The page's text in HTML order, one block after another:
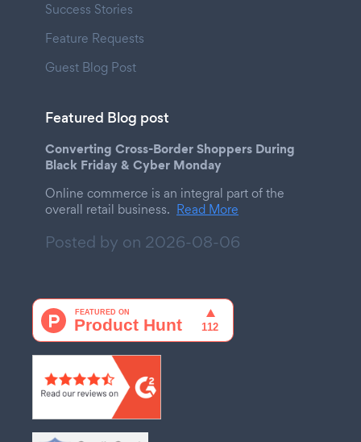
Success Stories
Feature Requests
Guest Blog Post
Featured Blog post
Converting Cross-Border Shoppers During
Black Friday & Cyber Monday
Online commerce is an integral part of the
overall retail business. Read More
Posted by on 2026-08-06